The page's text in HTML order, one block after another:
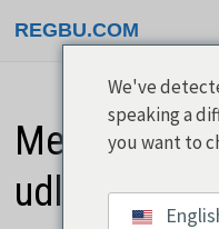
REGBU.COM
Messenger
udløber af
We've
speaking a
you want to